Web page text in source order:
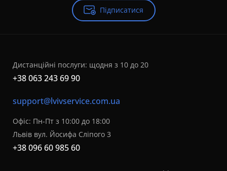
Підписатися
Дистанційні послуги: щодня з 10 до 20
+38 063 243 69 90
support@lvivservice.com.ua
Офіс: Пн-Пт з 10:00 до 18:00
Львів вул. Йосифа Сліпого 3
+38 096 60 985 60